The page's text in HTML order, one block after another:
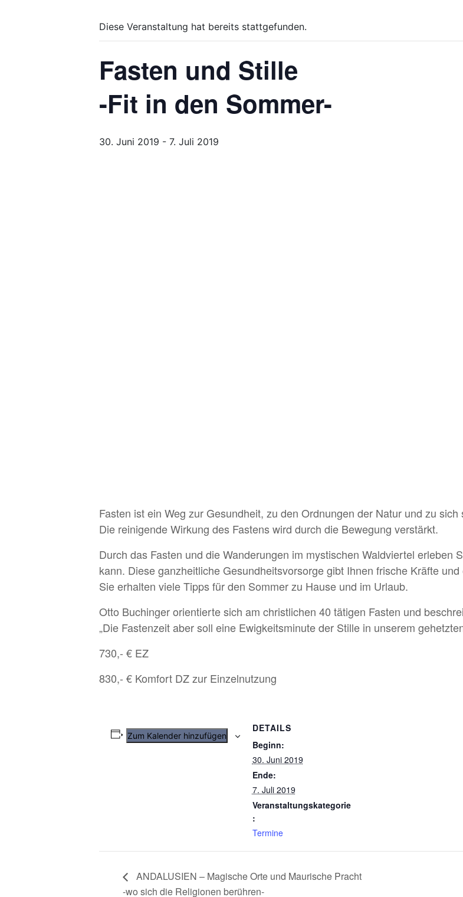
Diese Veranstaltung hat bereits stattgefunden.
Fasten und Stille
-Fit in den Sommer-
30. Juni 2019 - 7. Juli 2019
Fasten ist ein Weg zur Gesundheit, zu den Ordnungen der Natur und zu sich
Die reinigende Wirkung des Fastens wird durch die Bewegung verstärkt.
Durch das Fasten und die Wanderungen im mystischen Waldviertel erleben
kann. Diese ganzheitliche Gesundheitsvorsorge gibt Ihnen frische Kräfte
Sie erhalten viele Tipps für den Sommer zu Hause und im Urlaub.
Otto Buchinger orientierte sich am christlichen 40 tätigen Fasten und
„Die Fastenzeit aber soll eine Ewigkeitsminute der Stille in unserem
730,- € EZ
830,- € Komfort DZ zur Einzelnutzung
Zum Kalender hinzufügen
DETAILS
Beginn:
30. Juni 2019
Ende:
7. Juli 2019
Veranstaltungskategorie
:
Termine
ANDALUSIEN – Magische Orte und Maurische Pracht
-wo sich die Religionen berühren-